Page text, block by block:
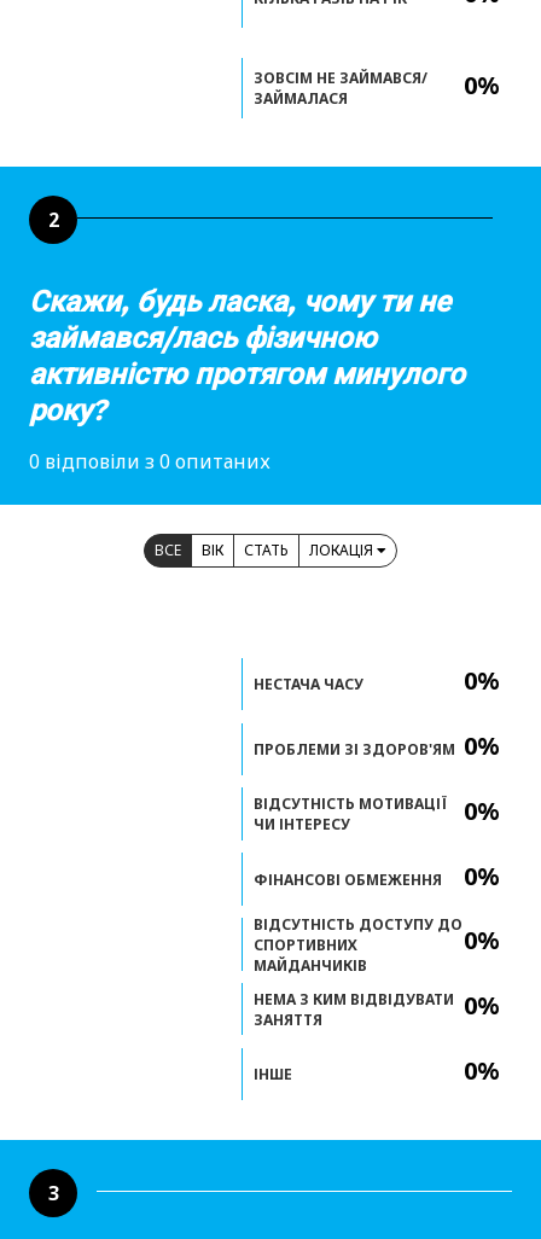
0%
ЗОВСІМ НЕ ЗАЙМАВСЯ/
ЗАЙМАЛАСЯ
2
Скажи, будь ласка, чому ти не
займався/лась фізичною
активністю протягом минулого
року?
0 відповіли з 0 опитаних
ВСЕ ВІК СТАТЬ ЛОКАЦІЯ
0%
0%
0%
0%
0%
0%
0%
НЕСТАЧА ЧАСУ
ПРОБЛЕМИ ЗІ ЗДОРОВ'ЯМ
ВІДСУТНІСТЬ МОТИВАЦІЇ
ЧИ ІНТЕРЕСУ
ФІНАНСОВІ ОБМЕЖЕННЯ
ВІДСУТНІСТЬ ДОСТУПУ ДО
СПОРТИВНИХ
МАЙДАНЧИКІВ
НЕМА З КИМ ВІДВІДУВАТИ
ЗАНЯТТЯ
ІНШЕ
3